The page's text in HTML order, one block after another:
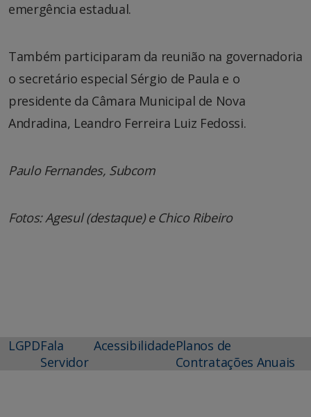
emergência estadual.
Também participaram da reunião na governadoria
o secretário especial Sérgio de Paula e o
presidente da Câmara Municipal de Nova
Andradina, Leandro Ferreira Luiz Fedossi.
Paulo Fernandes, Subcom
Fotos: Agesul (destaque) e Chico Ribeiro
LGPDFala
Servidor
AcessibilidadePlanos de
Contratações Anuais